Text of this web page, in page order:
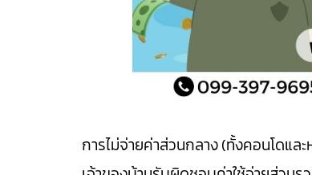
การไม่จ่ายค่าส่วนกลาง (ทั้งคอนโดแ